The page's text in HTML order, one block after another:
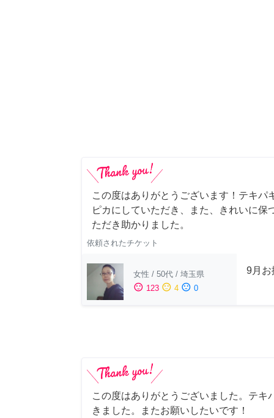
この度はありがとうございます！テキパ
ピカにしていただき、また、きれいに保
ただき助かりました。
依頼されたチケット
女性 / 50代 / 埼玉県
sentiment_satisfied 123 sentiment_neutral 4 sentiment_dissatisfied 0
9月お
この度はありがとうございました。テキ
きました。またお願いしたいです！